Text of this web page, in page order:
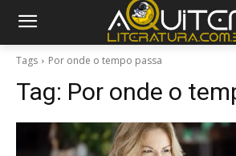
Tags Por onde o tempo passa
Tag: Por onde o